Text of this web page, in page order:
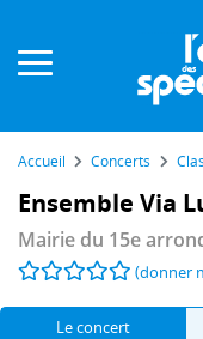
Accueil Concerts
Ensemble Via
Mairie du 15e
(donner
Le concert